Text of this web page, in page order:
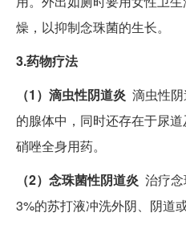
燥，以抑制念珠菌的生长。
3.药物疗法
（1）滴虫性阴道炎 滴虫性
的腺体中，同时还存在于尿
硝唑全身用药。
（2）念珠菌性阴道炎 治疗
3%的苏打液冲洗外阴、阴道